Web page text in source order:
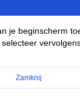
Telecom 2026 ®
je beginscherm
Zamknij